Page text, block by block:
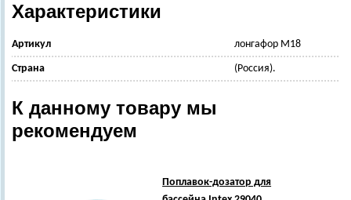
Характеристики
Артикул лонгафор М18
Страна (Россия).
К данному товару мы
рекомендуем
Поплавок-дозатор для